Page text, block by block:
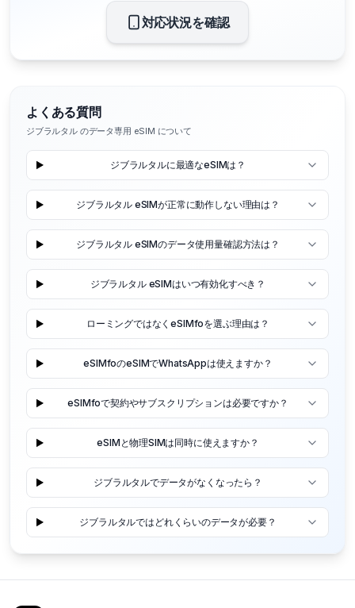
対応状況を確認
よくある質問
ジブラルタル のデータ専用 eSIM について
ジブラルタルに最適なeSIMは？
ジブラルタル eSIMが正常に動作しない理由は？
ジブラルタル eSIMのデータ使用量確認方法は？
ジブラルタル eSIMはいつ有効化すべき？
ローミングではなくeSIMfoを選ぶ理由は？
eSIMfoのeSIMでWhatsAppは使えますか？
eSIMfoで契約やサブスクリプションは必要ですか？
eSIMと物理SIMは同時に使えますか？
ジブラルタルでデータがなくなったら？
ジブラルタルではどれくらいのデータが必要？